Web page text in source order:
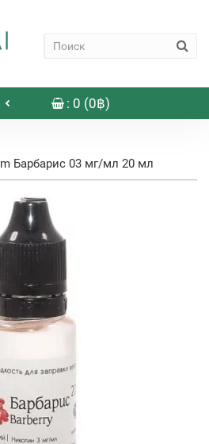
: 0 (0฿)
Барбарис 03 мг/мл 20 мл